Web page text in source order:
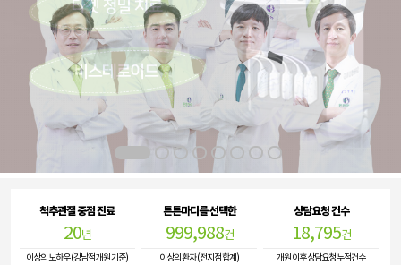
2 3 4 5 6 7 8
척추관절 중점 진료
20년
이상의 노하우 (강남점 개원 기준)
튼튼마디를 선택한
999,988건
이상의 환자 (전지점 합계)
상담요청 건수
18,795건
개원 이후 상담요청 누적건수
허리협착증무릎연골통증
신청완료
이**
척추관협착증 문의
신청완료
퇴행성관절염 문의
신청완료
척추관협착증 문의
관절통증 문의
신청완료
기타 관절질환 문의
신청완료
여**
오십견 문의
신청완료
손가락관절염 문의
[초진]산후관절통
신청완료
정**
허리협착증무릎연골통증
신청완료